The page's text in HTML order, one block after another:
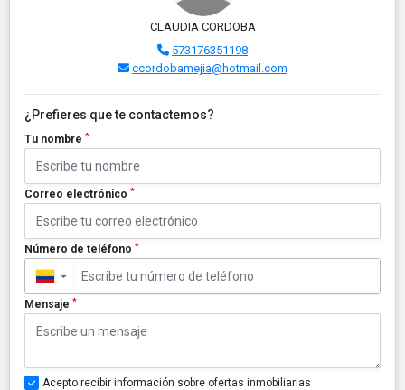
CLAUDIA CORDOBA
573176351198
ccordobamejia@hotmail.com
¿Prefieres que te contactemos?
Tu nombre *
Correo electrónico *
Número de teléfono *
▼
Mensaje *
Acepto recibir información sobre ofertas inmobiliarias